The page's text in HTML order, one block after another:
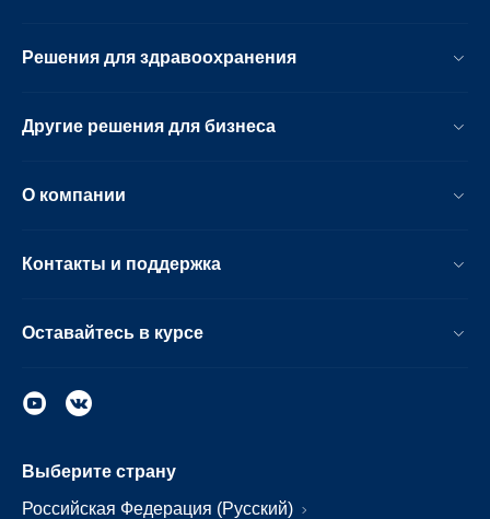
Решения для здравоохранения
Другие решения для бизнеса
О компании
Контакты и поддержка
Оставайтесь в курсе
Выберите страну
Российская Федерация (Русский)